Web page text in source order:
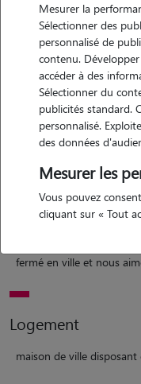
Motivation
nous sommes un couple
désireux de nous
affection à votre animal
compagnie des animaux
Expérience
nous avons eu nous-
19 ans) et avons eu
fermé en ville et nous
Logement
maison de ville
Mesurer la
Sélectionner des
personnalisé de
contenu.
accéder à des
Sélectionner du
publicités standard.
personnalisé.
des données
Mesurer les
Vous pouvez
cliquant sur « Tout